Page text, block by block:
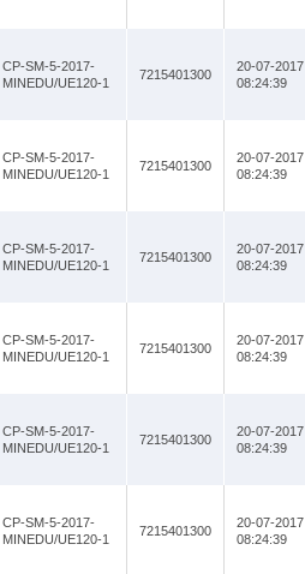
CP-SM-5-2017-
MINEDU/UE120-1
7215401300
20-07-2017
08:24:39
CP-SM-5-2017-
MINEDU/UE120-1
7215401300
20-07-2017
08:24:39
CP-SM-5-2017-
MINEDU/UE120-1
7215401300
20-07-2017
08:24:39
CP-SM-5-2017-
MINEDU/UE120-1
7215401300
20-07-2017
08:24:39
CP-SM-5-2017-
MINEDU/UE120-1
7215401300
20-07-2017
08:24:39
CP-SM-5-2017-
MINEDU/UE120-1
7215401300
20-07-2017
08:24:39